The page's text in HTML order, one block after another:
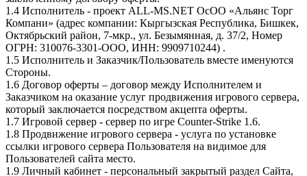
1.4 Исполнитель - проект ALL-MS.NET ОсОО «Альянс Торг
Компани» (адрес компании: Кыргызская Республика, Бишкек,
Октябрьский район, 7-мкр., ул. Безымянная, д. 37/2, Номер
ОГРН: 310076-3301-ООО, ИНН: 9909710244) .
1.5 Исполнитель и Заказчик/Пользователь вместе именуются
Стороны.
1.6 Договор оферты – договор между Исполнителем и
Заказчиком на оказание услуг продвижения игрового сервера,
который заключается посредством акцепта оферты.
1.7 Игровой сервер - сервер по игре Сounter-Strike 1.6.
1.8 Продвижение игрового сервера - услуга по установке
ссылки игрового сервера Пользователя на видимое для
Пользователей сайта место.
1.9 Личный кабинет - персональный закрытый раздел Сайта,